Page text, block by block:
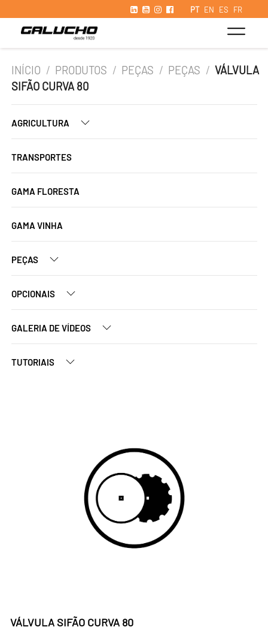
PT EN ES FR
INÍCIO / PRODUTOS / PEÇAS / PEÇAS / VÁLVULA
SIFÃO CURVA 80
AGRICULTURA
TRANSPORTES
GAMA FLORESTA
GAMA VINHA
PEÇAS
OPCIONAIS
GALERIA DE VÍDEOS
TUTORIAIS
VÁLVULA SIFÃO CURVA 80